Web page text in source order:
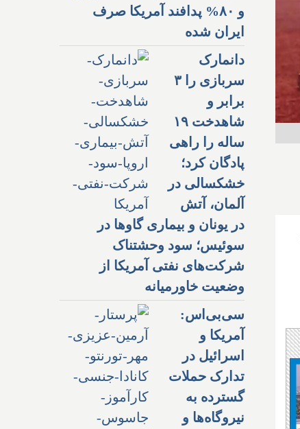
و ۸۰% پدافند آمریکا صرف
ایران شده
دانمارک
سربازی را ۳
برابر و
شاهدخت ۱۹
ساله را راهی
پادگان کرد؛
خشکسالی در
آلمان، آتش
در یونان و بیماری گاوها در
سوئیس؛ سود وحشتناک
شرکت‌های نفتی آمریکا از
وضعیت خاورمیانه
سی‌بی‌اس:
آمریکا و
اسرائیل در
تدارک حملات
گسترده به
نیروگاه‌ها و